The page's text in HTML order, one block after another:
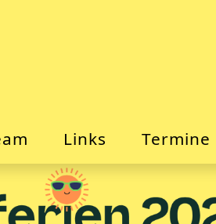
Links Termine